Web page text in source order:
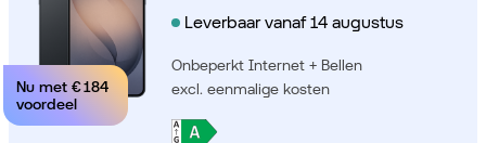
Nu met € 184
voordeel
Leverbaar vanaf 14 augustus
Onbeperkt Internet + Bellen
excl. eenmalige kosten